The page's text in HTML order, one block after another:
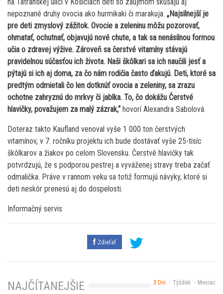
nepoznané druhy ovocia ako hurmikaki či marakuja. „Najsilnejší je
pre deti zmyslový zážitok. Ovocie a zeleninu môžu pozorovať,
ohmatať, ochutnať, objavujú nové chute, a tak sa nenásilnou formou
učia o zdravej výžive. Zároveň sa čerstvé vitamíny stávajú
pravidelnou súčasťou ich života. Naši škôlkari sa ich naučili jesť a
pýtajú si ich aj doma, za čo nám rodičia často ďakujú. Deti, ktoré sa
predtým odmietali čo len dotknúť ovocia a zeleniny, sa zrazu
ochotne zahryznú do mrkvy či jablka. To, čo dokážu Čerstvé
hlavičky, považujem za malý zázrak,“hovorí Alexandra Sabolová.
Doteraz takto Kaufland venoval vyše 1 000 ton čerstvých
vitamínov, v 7. ročníku projektu ich bude dostávať vyše 25-tisíc
škôlkarov a žiakov po celom Slovensku. Čerstvé hlavičky tak
potvrdzujú, že s podporou pestrej a vyváženej stravy treba začať
odmalička. Práve v rannom veku sa totiž formujú návyky, ktoré si
deti neskôr prenesú aj do dospelosti.
Informačný servis
Zdieľať
3 Dni Týždeň Mesiac
NAJČÍTANEJŠIE